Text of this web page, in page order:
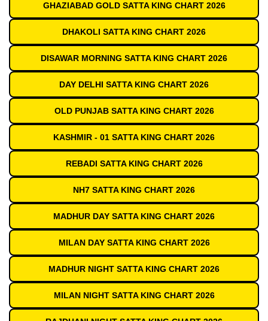
GHAZIABAD GOLD SATTA KING CHART 2026
DHAKOLI SATTA KING CHART 2026
DISAWAR MORNING SATTA KING CHART 2026
DAY DELHI SATTA KING CHART 2026
OLD PUNJAB SATTA KING CHART 2026
KASHMIR - 01 SATTA KING CHART 2026
REBADI SATTA KING CHART 2026
NH7 SATTA KING CHART 2026
MADHUR DAY SATTA KING CHART 2026
MILAN DAY SATTA KING CHART 2026
MADHUR NIGHT SATTA KING CHART 2026
MILAN NIGHT SATTA KING CHART 2026